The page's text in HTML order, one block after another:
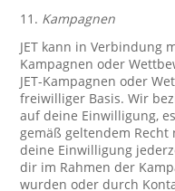
11. Kampagnen
JET kann in Verbindung
Kampagnen oder
JET-Kampagnen oder
freiwilliger Basis. Wir
auf deine Einwilligung,
gemäß geltendem
deine Einwilligung
dir im Rahmen der
wurden oder durch